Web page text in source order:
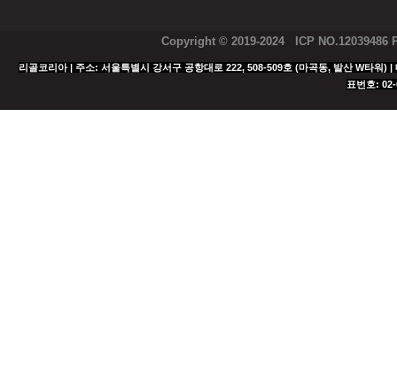
Copyright © 2019-2024 ICP NO.12039486
리골코리아 | 주소: 서울특별시 강서구 공항대로 222, 508-509호 (마곡동, 발산 W타
표번호: